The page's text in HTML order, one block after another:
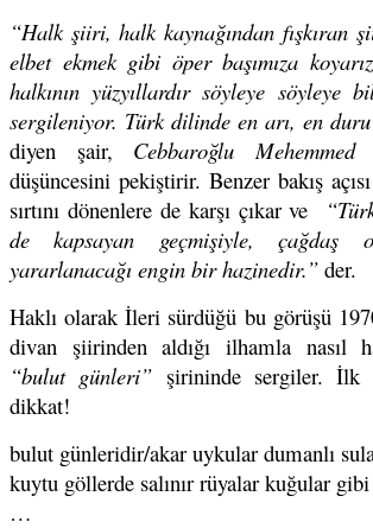
“Halk şiiri, halk kaynağından fışkıran
elbet ekmek gibi öper başımıza
halkının yüzyıllardır söyleye söyleye
sergileniyor. Türk dilinde en arı, en
diyen şair, Cebbaroğlu Mehemmed
düşüncesini pekiştirir. Benzer bakış
sırtını dönenlere de karşı çıkar ve
de kapsayan geçmişiyle, çağdaş
yararlanacağı engin bir hazinedir.” der.
Haklı olarak İleri sürdüğü bu görüşü
divan şiirinden aldığı ilhamla nasıl
“bulut günleri” şirininde sergiler. İlk
dikkat!
bulut günleridir/akar uykular dumanlı
kuytu göllerde salınır rüyalar kuğular gibi
…